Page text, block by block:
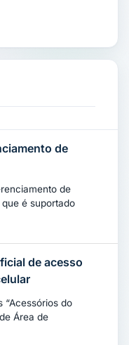
de
de
é suportado
de acesso
“Acessórios do
Área de